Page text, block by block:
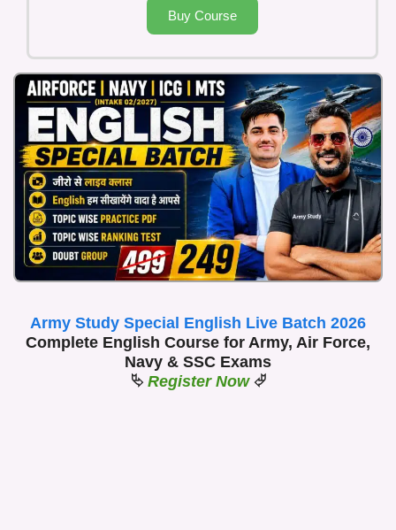
Buy Course
Army Study Special English Live Batch 2026
Complete English Course for Army, Air Force,
Navy & SSC Exams
⮱ Register Now ⮰